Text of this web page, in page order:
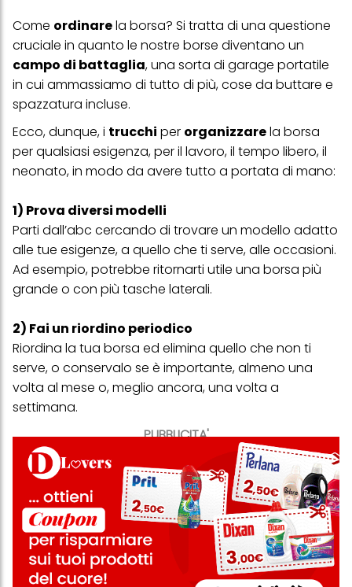
PUBBLICITA'
Come ordinarela borsa? Si tratta di una questione
cruciale in quanto le nostre borse diventano un
campo di battaglia, una sorta di garage portatile
in cui ammassiamo di tutto di più, cose da buttare e
spazzatura incluse.
Ecco, dunque, i trucchi per organizzarela borsa
per qualsiasi esigenza, per il lavoro, il tempo libero, il
neonato, in modo da avere tutto a portata di mano:
1) Prova diversi modelli
Parti dall’abc cercando di trovare un modello adatto
alle tue esigenze, a quello che ti serve, alle occasioni.
Ad esempio, potrebbe ritornarti utile una borsa più
grande o con più tasche laterali.
2) Fai un riordino periodico
Riordina la tua borsa ed elimina quello che non ti
serve, o conservalo se è importante, almeno una
volta al mese o, meglio ancora, una volta a
settimana.